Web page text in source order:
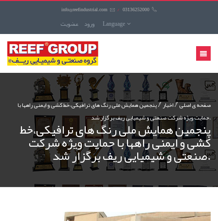
info@reefindustrial.com / 03136252000
عضويت ورود Language
منوی
کاربری
صفحه ی اصلی اخبار پنجمین همایش ملی رنگ های ترافیکی،خط کشی و ایمنی راهها با
حمایت ویژه شرکت صنعتی و شیمیایی ریف برگزار شد.پنجمین همایش ملی رنگ های ترافیکی،خط
کشی و ایمنی راهها با حمایت ویژه شرکت
صنعتی و شیمیایی ریف برگزار شد.